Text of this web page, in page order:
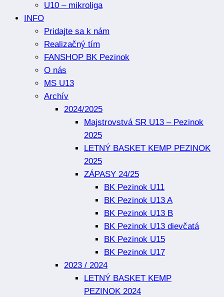
U10 – mikroliga
INFO
Pridajte sa k nám
Realizačný tím
FANSHOP BK Pezinok
O nás
MS U13
Archív
2024/2025
Majstrovstvá SR U13 – Pezinok
2025
LETNÝ BASKET KEMP PEZINOK
2025
ZÁPASY 24/25
BK Pezinok U11
BK Pezinok U13 A
BK Pezinok U13 B
BK Pezinok U13 dievčatá
BK Pezinok U15
BK Pezinok U17
2023 / 2024
LETNÝ BASKET KEMP
PEZINOK 2024